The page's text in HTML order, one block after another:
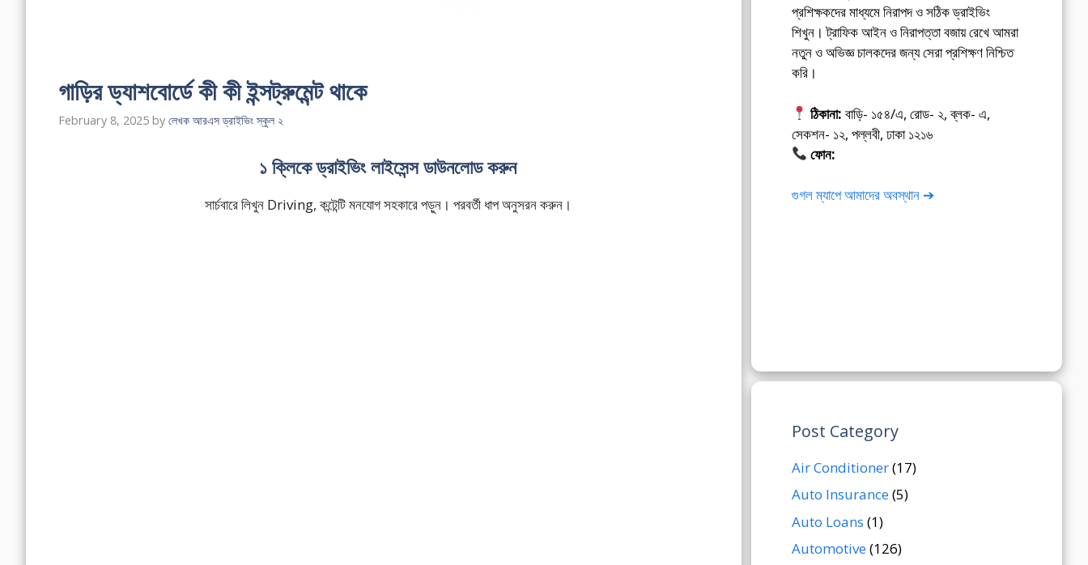
গাড়ির ড্যাশবোর্ডে কী কী ইন্সট্রুমেন্ট থাকে
February 8, 2025 by লেখক আরএস ড্রাইভিং স্কুল ২
১ ক্লিকে ড্রাইভিং লাইসেন্স ডাউনলোড করুন
সার্চবারে লিখুন Driving, কন্টেন্টি মনযোগ সহকারে পড়ুন। পরবর্তী ধাপ অনুসরন করুন।
প্রশিক্ষকদের মাধ্যমে নিরাপদ ও সঠিক ড্রাইভিং
শিখুন। ট্রাফিক আইন ও নিরাপত্তা বজায় রেখে আমরা
নতুন ও অভিজ্ঞ চালকদের জন্য সেরা প্রশিক্ষণ নিশ্চিত
করি।
ঠিকানা: বাড়ি- ১৫৪/এ, রোড- ২, ব্লক- এ,
সেকশন- ১২, পল্লবী, ঢাকা ১২১৬
ফোন:
গুগল ম্যাপে আমাদের অবস্থান ➔
Post Category
Air Conditioner(17)
Auto Insurance(5)
Auto Loans (1)
Automotive(126)